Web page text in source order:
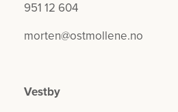
951 12 604
morten@ostmollene.no
Vestby